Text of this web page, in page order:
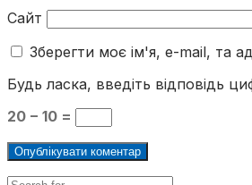
Сайт
Зберегти моє ім'я, e-mail, та
Будь ласка, введіть відповідь
20 − 10 =